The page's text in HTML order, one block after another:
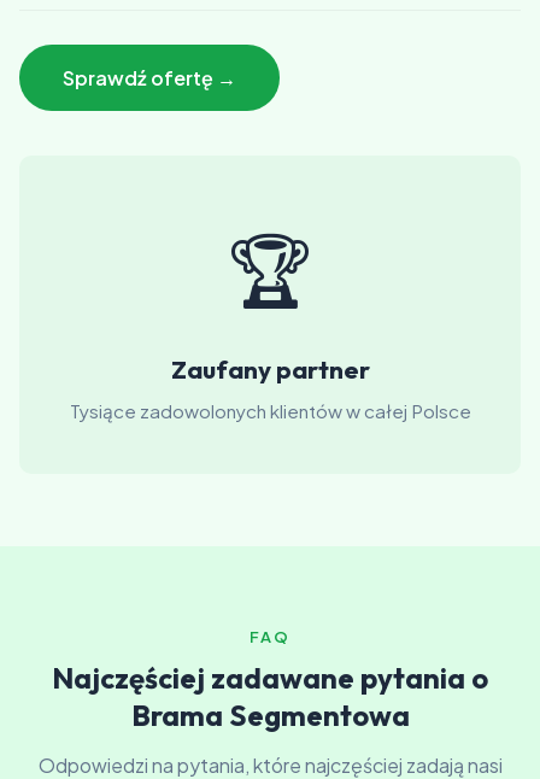
Sprawdź ofertę →
🏆
Zaufany partner
Tysiące zadowolonych klientów w całej Polsce
FAQ
Najczęściej zadawane pytania o
Brama Segmentowa
Odpowiedzi na pytania, które najczęściej zadają nasi